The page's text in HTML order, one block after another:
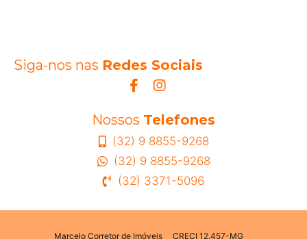
Siga-nos nas Redes Sociais
Nossos Telefones
(32) 9 8855-9268
(32) 9 8855-9268
(32) 3371-5096
Marcelo Corretor de Imóveis CRECI 12.457-MG